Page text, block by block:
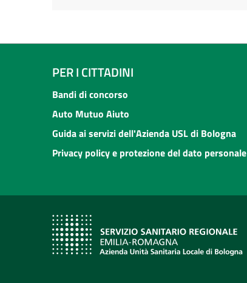
PER I CITTADINI
Bandi di concorso
Auto Mutuo Aiuto
Guida ai servizi dell'Azienda USL di Bologna
Privacy policy e protezione del dato personale